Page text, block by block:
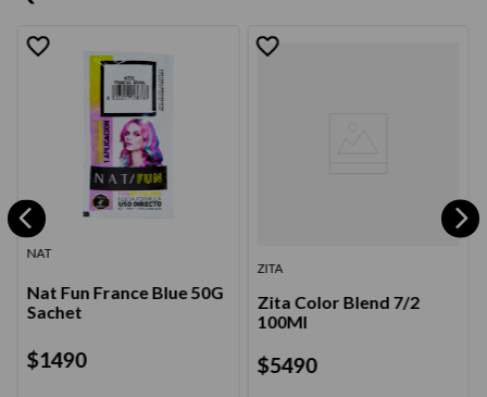
NAT
Nat Fun France Blue 50G
Sachet
$1490
ZITA
Zita Color Blend 7/2
100Ml
$5490